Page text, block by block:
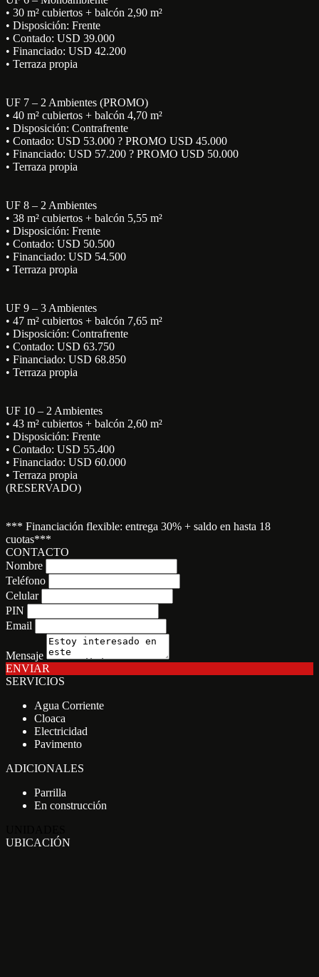
• 30 m² cubiertos + balcón 2,90 m²
• Disposición: Frente
• Contado: USD 39.000
• Financiado: USD 42.200
• Terraza propia
UF 7 – 2 Ambientes (PROMO)
• 40 m² cubiertos + balcón 4,70 m²
• Disposición: Contrafrente
• Contado: USD 53.000 ? PROMO USD 45.000
• Financiado: USD 57.200 ? PROMO USD 50.000
• Terraza propia
UF 8 – 2 Ambientes
• 38 m² cubiertos + balcón 5,55 m²
• Disposición: Frente
• Contado: USD 50.500
• Financiado: USD 54.500
• Terraza propia
UF 9 – 3 Ambientes
• 47 m² cubiertos + balcón 7,65 m²
• Disposición: Contrafrente
• Contado: USD 63.750
• Financiado: USD 68.850
• Terraza propia
UF 10 – 2 Ambientes
• 43 m² cubiertos + balcón 2,60 m²
• Disposición: Frente
• Contado: USD 55.400
• Financiado: USD 60.000
• Terraza propia
(RESERVADO)
*** Financiación flexible: entrega 30% + saldo en hasta 18
cuotas***
CONTACTO
Nombre
Teléfono
Celular
PIN
Email
Mensaje
ENVIAR
SERVICIOS
Agua Corriente
Cloaca
Electricidad
Pavimento
ADICIONALES
Parrilla
En construcción
UBICACIÓN